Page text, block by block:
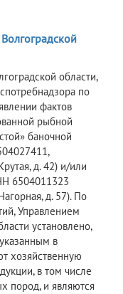
области,
по
фактов
рыбной
баночной
д. 42) и/или
6504011323
д. 57). По
Управлением
установлено,
в
хозяйственную
в том числе
пород, и являются